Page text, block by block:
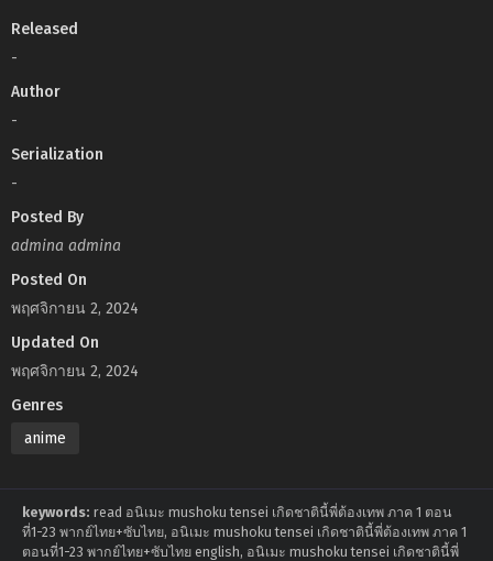
Released
-
Author
-
Serialization
-
Posted By
admina admina
Posted On
พฤศจิกายน 2, 2024
Updated On
พฤศจิกายน 2, 2024
Genres
anime
keywords: read อนิเมะ mushoku tensei เกิดชาตินี้พี่ต้องเทพ ภาค 1 ตอน
ที่1-23 พากย์ไทย+ซับไทย, อนิเมะ mushoku tensei เกิดชาตินี้พี่ต้องเทพ ภาค 1
ตอนที่1-23 พากย์ไทย+ซับไทย english, อนิเมะ mushoku tensei เกิดชาตินี้พี่